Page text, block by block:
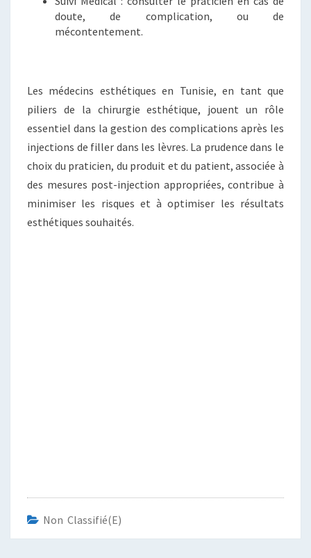
doute, de complication, ou de
mécontentement.
Les médecins esthétiques en Tunisie, en tant que
piliers de la chirurgie esthétique, jouent un rôle
essentiel dans la gestion des complications après les
injections de filler dans les lèvres. La prudence dans le
choix du praticien, du produit et du patient, associée à
des mesures post-injection appropriées, contribue à
minimiser les risques et à optimiser les résultats
esthétiques souhaités.
Non Classifié(e)